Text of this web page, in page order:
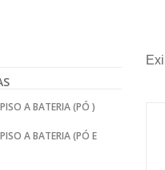
A BATERIA (PÓ )
A BATERIA (PÓ E